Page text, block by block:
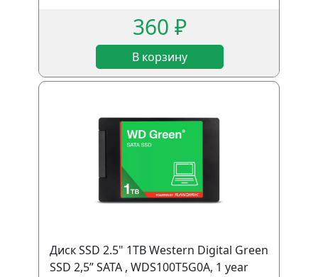
360 ₽
В корзину
Диск SSD 2.5" 1TB Western Digital Green
SSD 2,5” SATA , WDS100T5G0A, 1 year